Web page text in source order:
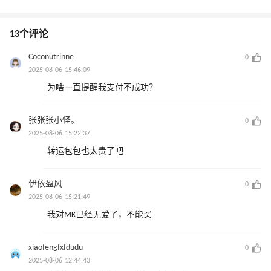
13个评论
Coconutrinne
0
2025-08-06 15:46:09
为啥一直提醒我支付不成功？
张张张小怪。
0
2025-08-06 15:22:37
转运包包也太贵了吧
伊依盈风
0
2025-08-06 15:21:49
我对MK已经无爱了，不能买
xiaofengfxfdudu
0
2025-08-06 12:44:43